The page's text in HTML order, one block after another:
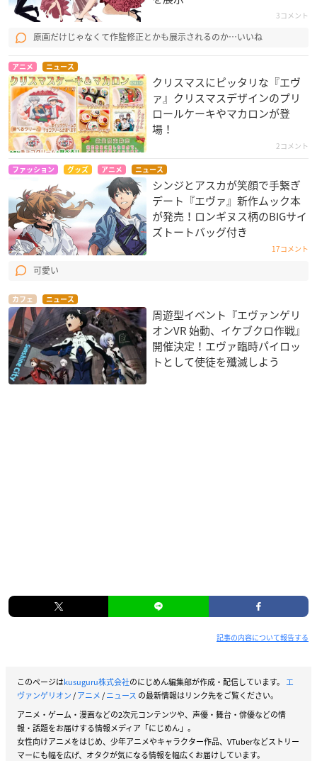
3コメント
原画だけじゃなくて作監修正とかも展示されるのか…いいね
アニメ ニュース
クリスマスにピッタリな『エヴ
ァ』クリスマスデザインのプリ
ロールケーキやマカロンが登
場！
2コメント
ファッション グッズ アニメ ニュース
シンジとアスカが笑顔で手繋ぎ
デート『エヴァ』新作ムック本
が発売！ロンギヌス柄のBIGサイ
ズトートバッグ付き
17コメント
可愛い
カフェ ニュース
周遊型イベント『エヴァンゲリ
オンVR 始動、イケブクロ作戦』
開催決定！エヴァ臨時パイロッ
トとして使徒を殲滅しよう
記事の内容について報告する
このページはkusuguru株式会社のにじめん編集部が作成・配信しています。 エ
ヴァンゲリオン/アニメ/ニュース の最新情報はリンク先をご覧ください。
アニメ・ゲーム・漫画などの2次元コンテンツや、声優・舞台・俳優などの情
報・話題をお届けする情報メディア「にじめん」。
女性向けアニメをはじめ、少年アニメやキャラクター作品、VTuberなどストリー
マーにも幅を広げ、オタクが気になる情報を幅広くお届けしています。